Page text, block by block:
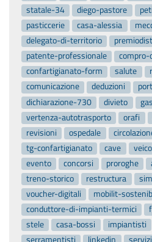
statale-34
diego-pastore
pasticcerie
casa-alessia
delegato-di-territorio
patente-professionale
compro-
confartigianato-form
salute
comunicazione
deduzioni
dichiarazione-730
divieto gas
vertenza-autotrasporto
orafi
revisioni
ospedale
tg-confartigianato
cave
evento
concorsi proroghe
treno-storico
restructura
voucher-digitali
mobilit-
conduttore-di-impianti-termici
stele
casa-bossi impiantisti